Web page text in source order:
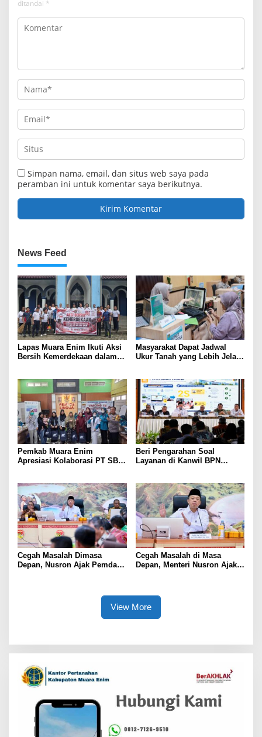
ditandai *
Simpan nama, email, dan situs web saya pada
peramban ini untuk komentar saya berikutnya.
News Feed
Lapas Muara Enim Ikuti Aksi
Bersih Kemerdekaan dalam
Masyarakat Dapat Jadwal
Ukur Tanah yang Lebih Jelas
Pemkab Muara Enim
Apresiasi Kolaborasi PT SBS
Beri Pengarahan Soal
Layanan di Kanwil BPN
Pandang Masyarakat
Cegah Masalah Dimasa
Depan, Nusron Ajak Pemda
Cegah Masalah di Masa
Depan, Menteri Nusron Ajak
View More